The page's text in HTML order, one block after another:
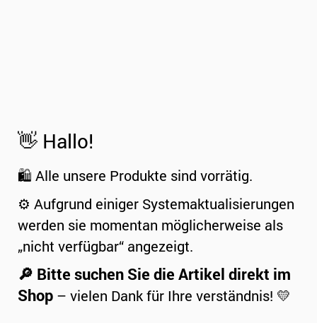
👋 Hallo!
🛍️ Alle unsere Produkte sind vorrätig.
⚙️ Aufgrund einiger Systemaktualisierungen
werden sie momentan möglicherweise als
„nicht verfügbar“ angezeigt.
🔎 Bitte suchen Sie die Artikel direkt im
Shop – vielen Dank für Ihre verständnis! 💛